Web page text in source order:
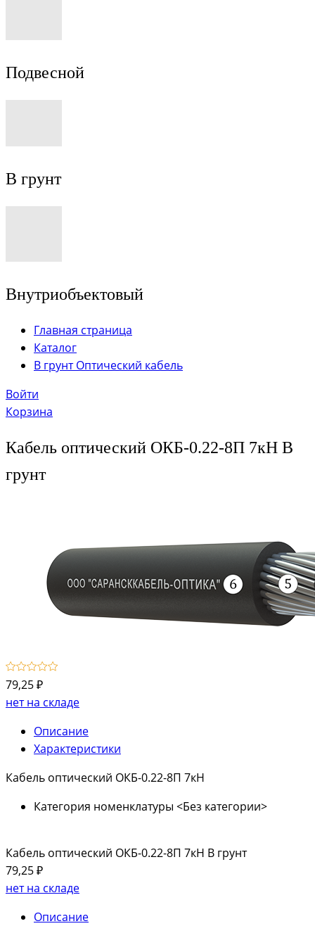
Подвесной
В грунт
Внутриобъектовый
Главная страница
Каталог
В грунт Оптический кабель
Войти
Корзина
Кабель оптический ОКБ-0.22-8П 7кН В
грунт
79,25 ₽
нет на складе
Описание
Характеристики
Кабель оптический ОКБ-0.22-8П 7кН
Категория номенклатуры <Без категории>
Кабель оптический ОКБ-0.22-8П 7кН В грунт
79,25 ₽
нет на складе
Описание